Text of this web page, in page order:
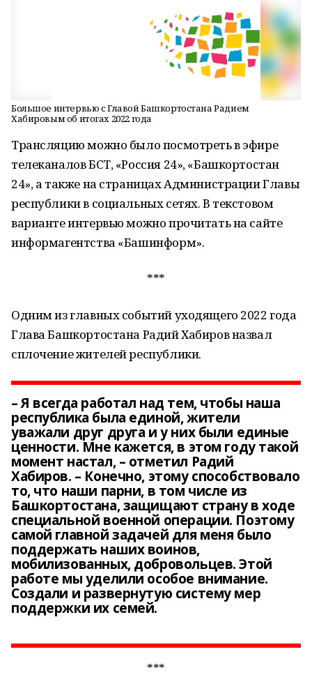
Большое интервью с Главой Башкортостана Радием
Хабировым об итогах 2022 года
Трансляцию можно было посмотреть в эфире
телеканалов БСТ, «Россия 24», «Башкортостан
24», а также на страницах Администрации Главы
республики в социальных сетях. В текстовом
варианте интервью можно прочитать на сайте
информагентства «Башинформ».
***
Одним из главных событий уходящего 2022 года
Глава Башкортостана Радий Хабиров назвал
сплочение жителей республики.
– Я всегда работал над тем, чтобы наша
республика была единой, жители
уважали друг друга и у них были единые
ценности. Мне кажется, в этом году такой
момент настал, – отметил Радий
Хабиров. – Конечно, этому способствовало
то, что наши парни, в том числе из
Башкортостана, защищают страну в ходе
специальной военной операции. Поэтому
самой главной задачей для меня было
поддержать наших воинов,
мобилизованных, добровольцев. Этой
работе мы уделили особое внимание.
Создали и развернутую систему мер
поддержки их семей.
***